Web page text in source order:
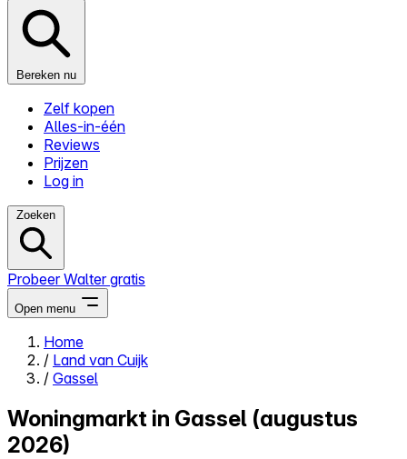
Bereken nu
Zelf kopen
Alles-in-één
Reviews
Prijzen
Log in
Zoeken
Probeer Walter gratis
Open menu
Close menu
Home
/ Land van Cuijk
/ Gassel
Woningmarkt in Gassel (augustus
2026)